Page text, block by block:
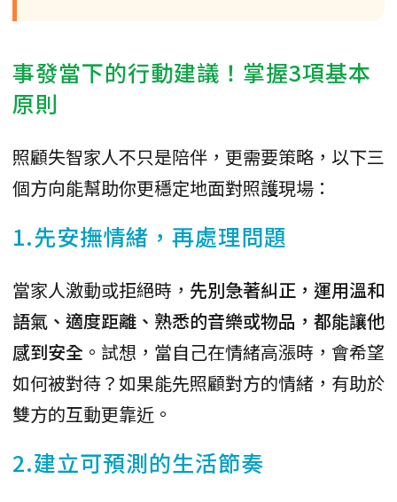
事發當下的行動建議！掌握3項基本
原則
照顧失智家人不只是陪伴，更需要策略，以下三
個方向能幫助你更穩定地面對照護現場：
1.先安撫情緒，再處理問題
當家人激動或拒絕時， 先別急著糾正，運用溫和
語氣、適度距離、熟悉的音樂或物品，都能讓他
感到安全 。試想，當自己在情緒高漲時，會希望
如何被對待？如果能先照顧對方的情緒，有助於
雙方的互動更靠近。
2.建立可預測的生活節奏